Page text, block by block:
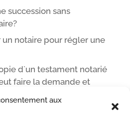
aux
succession sans
notaire pour régler une
d`un testament notarié
faire la demande et